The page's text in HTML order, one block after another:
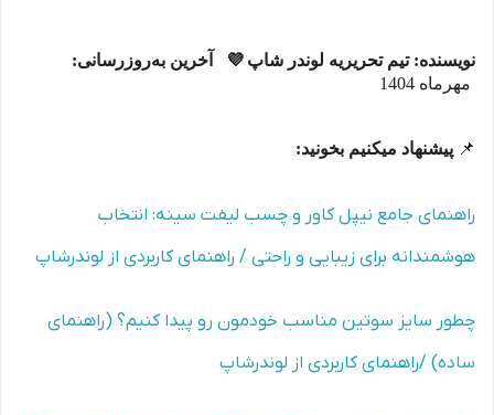
نویسنده: تیم تحریریه لوندر شاپ 💜
آخرین به‌روزرسانی:
مهرماه 1404
📌 پیشنهاد میکنیم بخونید:
راهنمای جامع نیپل کاور و چسب لیفت سینه: انتخاب
هوشمندانه برای زیبایی و راحتی / راهنمای کاربردی از لوندرشاپ
چطور سایز سوتین مناسب خودمون رو پیدا کنیم؟ (راهنمای
ساده) /راهنمای کاربردی از لوندرشاپ